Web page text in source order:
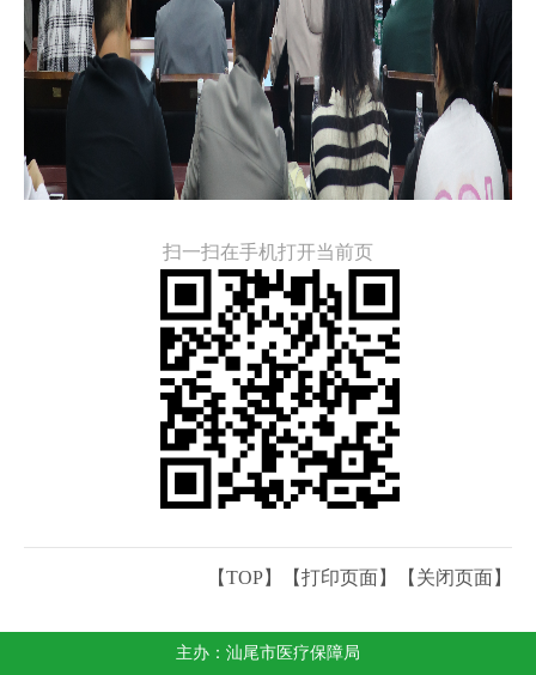
扫一扫在手机打开当前页
【TOP】 【打印页面】【 关闭页面】
主办：汕尾市医疗保障局